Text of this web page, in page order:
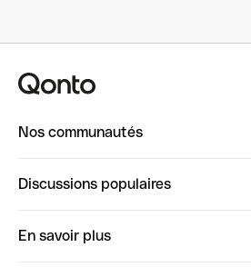
Nos communautés
ClubQonto
Discussions populaires
En savoir plus